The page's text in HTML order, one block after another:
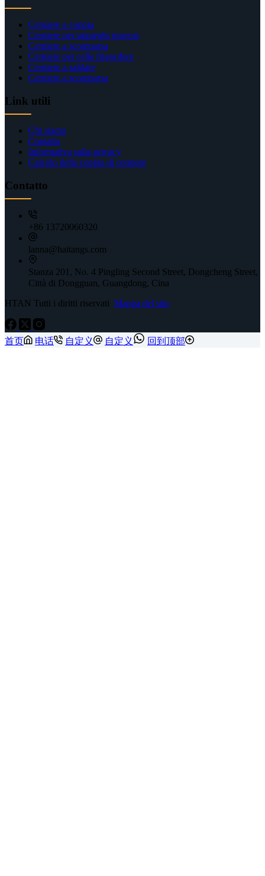
Cerniere a coppia
Cerniere per impieghi gravosi
Cerniere a scomparsa
Cerniere per celle frigorifere
Cerniere a saldare
Cerniere a scomparsa
Link utili
Chi siamo
Contatto
Informativa sulla privacy
Calcolo della coppia di cerniere
Contatto
+86 13720060320
lanna@haitangs.com
Stanza 201, No. 4 Pingling Second Street, Dongcheng Street,
Città di Dongguan, Guangdong, Cina
HTAN Tutti i diritti riservati Mappa del sito
首页 电话 自定义 自定义 回到顶部